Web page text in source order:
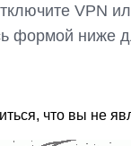
VPN
формой ниже
что вы не